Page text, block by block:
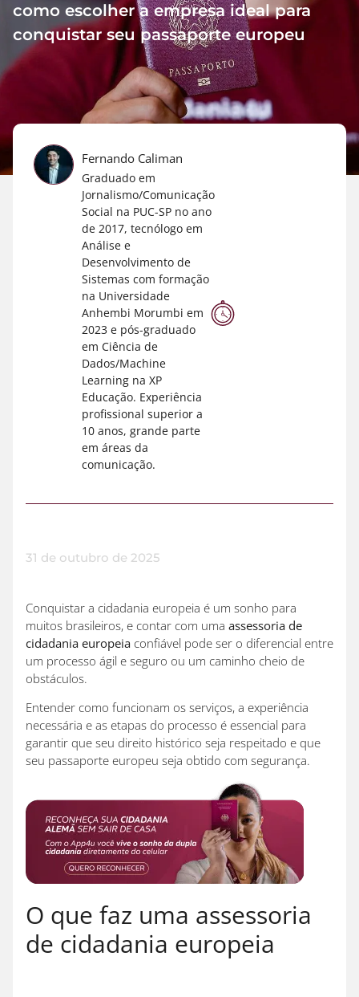
como escolher a empresa ideal para
conquistar seu passaporte europeu
Fernando Caliman
Graduado em
Jornalismo/Comunicação
Social na PUC-SP no ano
de 2017, tecnólogo em
Análise e
Desenvolvimento de
Sistemas com formação
na Universidade
Anhembi Morumbi em
2023 e pós-graduado
em Ciência de
Dados/Machine
Learning na XP
Educação. Experiência
profissional superior a
10 anos, grande parte
em áreas da
comunicação.
31 de outubro de 2025
Conquistar a cidadania europeia é um sonho para
muitos brasileiros, e contar com uma assessoria de
cidadania europeia confiável pode ser o diferencial entre
um processo ágil e seguro ou um caminho cheio de
obstáculos.
Entender como funcionam os serviços, a experiência
necessária e as etapas do processo é essencial para
garantir que seu direito histórico seja respeitado e que
seu passaporte europeu seja obtido com segurança.
O que faz uma assessoria
de cidadania europeia